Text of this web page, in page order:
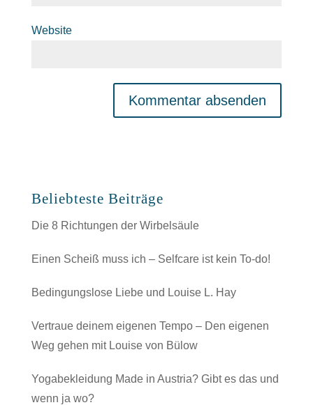
Website
Beliebteste Beiträge
Die 8 Richtungen der Wirbelsäule
Einen Scheiß muss ich – Selfcare ist kein To-do!
Bedingungslose Liebe und Louise L. Hay
Vertraue deinem eigenen Tempo – Den eigenen
Weg gehen mit Louise von Bülow
Yogabekleidung Made in Austria? Gibt es das und
wenn ja wo?